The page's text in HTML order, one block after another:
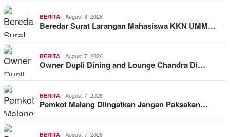
BERITA August 8, 2026
Beredar Surat Larangan Mahasiswa KKN UMM…
BERITA August 7, 2026
Owner Dupli Dining and Lounge Chandra Di…
BERITA August 7, 2026
Pemkot Malang Diingatkan Jangan Paksakan…
BERITA August 7, 2026